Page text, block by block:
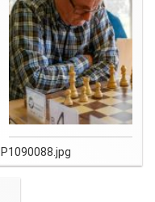
P1090088.jpg